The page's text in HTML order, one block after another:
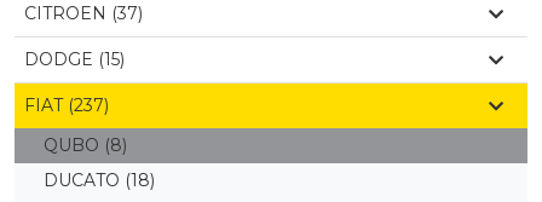
CITROEN (37)
DODGE (15)
FIAT (237)
QUBO (8)
DUCATO (18)